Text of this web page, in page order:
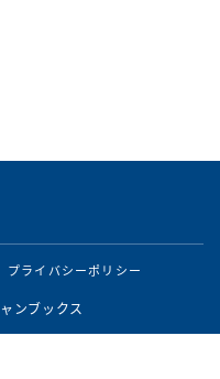
プライバシーポリシー
ンブックス